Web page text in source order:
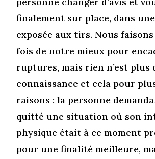
finalement sur place, dans
exposée aux tirs. Nous
fois de notre mieux pour
ruptures, mais rien n’est plus
connaissance et cela pour
raisons : la personne
quitté une situation où son
physique était à ce moment
pour une finalité meilleure,